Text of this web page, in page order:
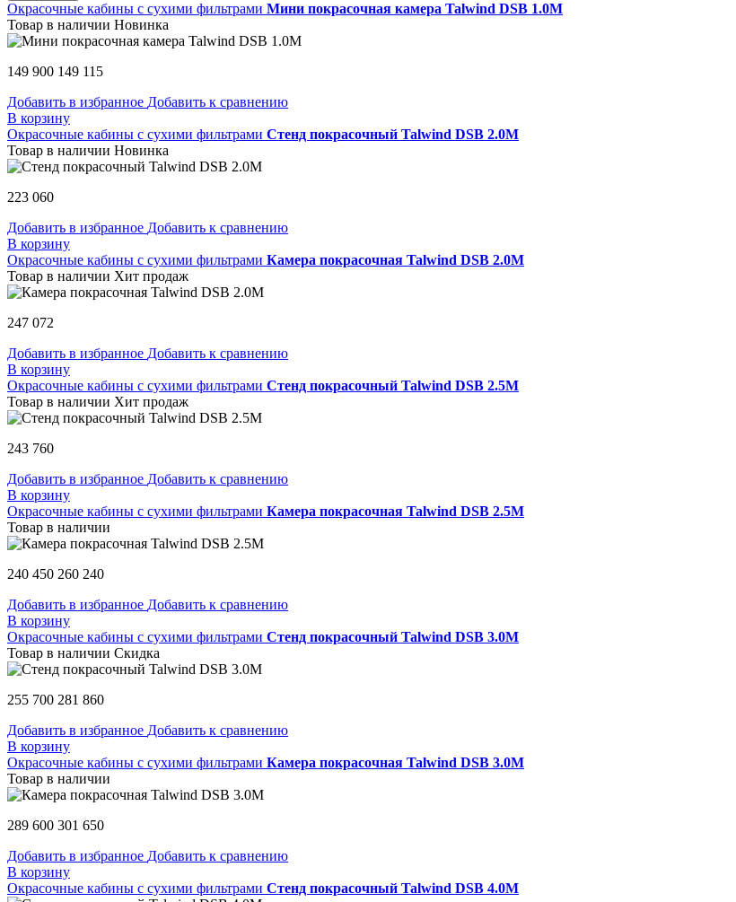
Окрасочные кабины с сухими фильтрами Мини покрасочная камера Talwind DSB 1.0M
Товар в наличии Новинка
149 900 149 115
Добавить в избранное Добавить к сравнению
В корзину
Окрасочные кабины с сухими фильтрами Стенд покрасочный Talwind DSB 2.0M
Товар в наличии Новинка
223 060
Добавить в избранное Добавить к сравнению
В корзину
Окрасочные кабины с сухими фильтрами Камера покрасочная Talwind DSB 2.0M
Товар в наличии Хит продаж
247 072
Добавить в избранное Добавить к сравнению
В корзину
Окрасочные кабины с сухими фильтрами Стенд покрасочный Talwind DSB 2.5M
Товар в наличии Хит продаж
243 760
Добавить в избранное Добавить к сравнению
В корзину
Окрасочные кабины с сухими фильтрами Камера покрасочная Talwind DSB 2.5M
Товар в наличии
240 450 260 240
Добавить в избранное Добавить к сравнению
В корзину
Окрасочные кабины с сухими фильтрами Стенд покрасочный Talwind DSB 3.0M
Товар в наличии Скидка
255 700 281 860
Добавить в избранное Добавить к сравнению
В корзину
Окрасочные кабины с сухими фильтрами Камера покрасочная Talwind DSB 3.0M
Товар в наличии
289 600 301 650
Добавить в избранное Добавить к сравнению
В корзину
Окрасочные кабины с сухими фильтрами Стенд покрасочный Talwind DSB 4.0M